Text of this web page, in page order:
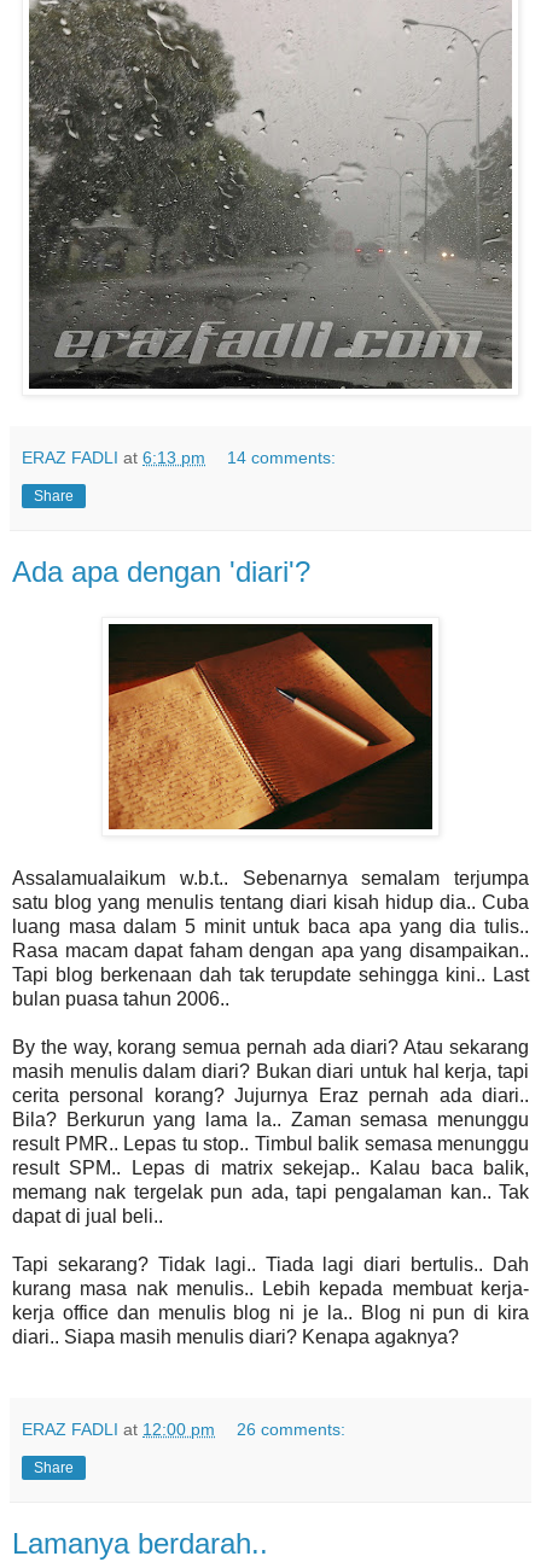
ERAZ FADLI at 6:13 pm 14 comments:
Share
Ada apa dengan 'diari'?
Assalamualaikum w.b.t.. Sebenarnya semalam terjumpa
satu blog yang menulis tentang diari kisah hidup dia.. Cuba
luang masa dalam 5 minit untuk baca apa yang dia tulis..
Rasa macam dapat faham dengan apa yang disampaikan..
Tapi blog berkenaan dah tak terupdate sehingga kini.. Last
bulan puasa tahun 2006..
By the way, korang semua pernah ada diari? Atau sekarang
masih menulis dalam diari? Bukan diari untuk hal kerja, tapi
cerita personal korang? Jujurnya Eraz pernah ada diari..
Bila? Berkurun yang lama la.. Zaman semasa menunggu
result PMR.. Lepas tu stop.. Timbul balik semasa menunggu
result SPM.. Lepas di matrix sekejap.. Kalau baca balik,
memang nak tergelak pun ada, tapi pengalaman kan.. Tak
dapat di jual beli..
Tapi sekarang? Tidak lagi.. Tiada lagi diari bertulis.. Dah
kurang masa nak menulis.. Lebih kepada membuat kerja-
kerja office dan menulis blog ni je la.. Blog ni pun di kira
diari.. Siapa masih menulis diari? Kenapa agaknya?
ERAZ FADLI at 12:00 pm 26 comments:
Share
Lamanya berdarah..